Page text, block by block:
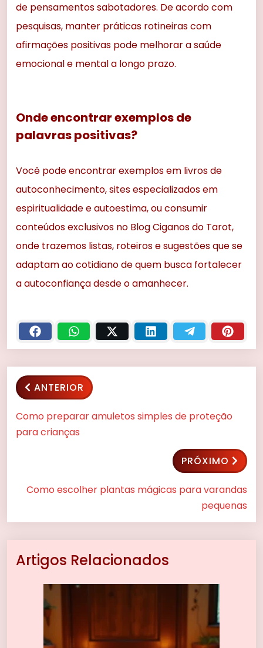
de pensamentos sabotadores. De acordo com
pesquisas, manter práticas rotineiras com
afirmações positivas pode melhorar a saúde
emocional e mental a longo prazo.
Onde encontrar exemplos de
palavras positivas?
Você pode encontrar exemplos em livros de
autoconhecimento, sites especializados em
espiritualidade e autoestima, ou consumir
conteúdos exclusivos no Blog Ciganos do Tarot,
onde trazemos listas, roteiros e sugestões que se
adaptam ao cotidiano de quem busca fortalecer
a autoconfiança desde o amanhecer.
ANTERIOR
Como preparar amuletos simples de proteção
para crianças
PRÓXIMO
Como escolher plantas mágicas para varandas
pequenas
Artigos Relacionados